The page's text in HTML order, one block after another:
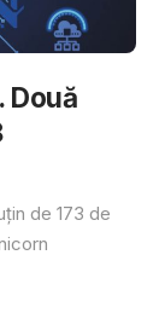
Două
de 173 de